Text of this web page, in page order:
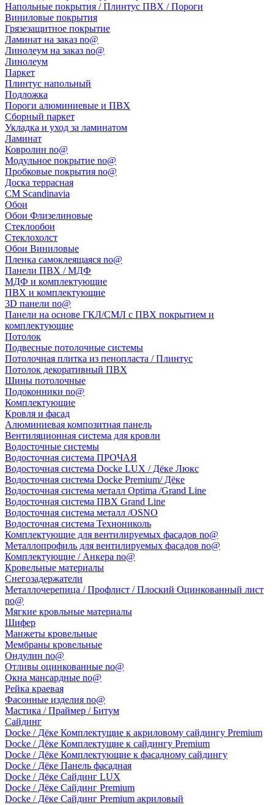
Напольные покрытия / Плинтус ПВХ / Пороги
Виниловые покрытия
Грязезащитное покрытие
Ламинат на заказ no@
Линолеум на заказ no@
Линолеум
Паркет
Плинтус напольный
Подложка
Пороги алюминиевые и ПВХ
Сборный паркет
Укладка и уход за ламинатом
Ламинат
Ковролин no@
Модульное покрытие no@
Пробковые покрытия no@
Доска террасная
CM Scandinavia
Обои
Обои Флизелиновые
Стеклообои
Стеклохолст
Обои Виниловые
Пленка самоклеящаяся no@
Панели ПВХ / МДФ
МДФ и комплектующие
ПВХ и комплектующие
3D панели no@
Панели на основе ГКЛ/СМЛ с ПВХ покрытием и
комплектующие
Потолок
Подвесные потолочные системы
Потолочная плитка из пенопласта / Плинтус
Потолок декоративный ПВХ
Шины потолочные
Подоконники no@
Комплектующие
Кровля и фасад
Алюминиевая композитная панель
Вентиляционная система для кровли
Водосточные системы
Водосточная система ПРОЧАЯ
Водосточная система Docke LUX / Дёке Люкс
Водосточная система Docke Premium/ Дёке
Водосточная система металл Optima /Grand Line
Водосточная система ПВХ Grand Line
Водосточная система металл /OSNO
Водосточная система Технониколь
Комплектующие для вентилируемых фасадов no@
Металлопрофиль для вентилируемых фасадов no@
Комплектующие / Анкера no@
Кровельные материалы
Снегозадержатели
Металлочерепица / Профлист / Плоский Оцинкованный лист
no@
Мягкие кровльные материалы
Шифер
Манжеты кровельные
Мембраны кровельные
Ондулин no@
Отливы оцинкованные no@
Окна мансардные no@
Рейка краевая
Фасонные изделия no@
Мастика / Праймер / Битум
Сайдинг
Docke / Дёке Комплектущие к акриловому сайдингу Premium
Docke / Дёке Комплектущие к сайдингу Premium
Docke / Дёке Комплектующие к фасадному сайдингу
Docke / Дёке Панель фасадная
Docke / Дёке Сайдинг LUX
Docke / Дёке Сайдинг Premium
Docke / Дёке Сайдинг Premium акриловый